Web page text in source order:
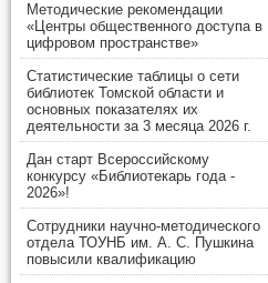
Методические рекомендации
«Центры общественного доступа в
цифровом пространстве»
Статистические таблицы о сети
библиотек Томской области и
основных показателях их
деятельности за 3 месяца 2026 г.
Дан старт Всероссийскому
конкурсу «Библиотекарь года -
2026»!
Сотрудники научно-методического
отдела ТОУНБ им. А. С. Пушкина
повысили квалификацию